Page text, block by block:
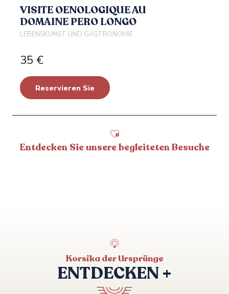
VISITE OENOLOGIQUE AU
DOMAINE PERO LONGO
LEBENSKUNST UND GASTRONOMIE
35 €
Reservieren Sie
Entdecken Sie unsere begleiteten Besuche
authentische Dörfer
Lassen Sie sich von der tiefen Essenz des
Propriano. Eingebettet zwischen Meer und
Bergen,...
Korsika der Ursprünge
ENTDECKEN +